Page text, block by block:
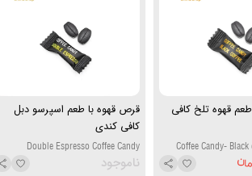
قهوه تلخ کافی
Coffee Candy- Black
قرص قهوه با طعم اسپرسو دبل
کافی کندی
Double Espresso Coffee Candy
ناموجود